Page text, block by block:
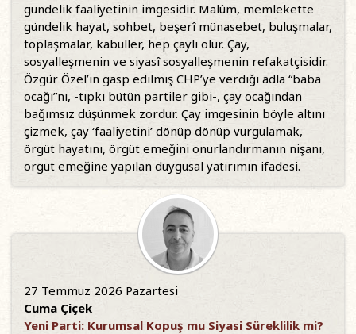
gündelik faaliyetinin imgesidir. Malûm, memlekette
gündelik hayat, sohbet, beşerî münasebet, buluşmalar,
toplaşmalar, kabuller, hep çaylı olur. Çay,
sosyalleşmenin ve siyasî sosyalleşmenin refakatçisidir.
Özgür Özel’in gasp edilmiş CHP’ye verdiği adla “baba
ocağı”nı, -tıpkı bütün partiler gibi-, çay ocağından
bağımsız düşünmek zordur. Çay imgesinin böyle altını
çizmek, çay ‘faaliyetini’ dönüp dönüp vurgulamak,
örgüt hayatını, örgüt emeğini onurlandırmanın nişanı,
örgüt emeğine yapılan duygusal yatırımın ifadesi.
27 Temmuz 2026 Pazartesi
Cuma Çiçek
Yeni Parti: Kurumsal Kopuş mu Siyasi Süreklilik mi?